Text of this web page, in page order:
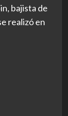
bajista de
realizó en